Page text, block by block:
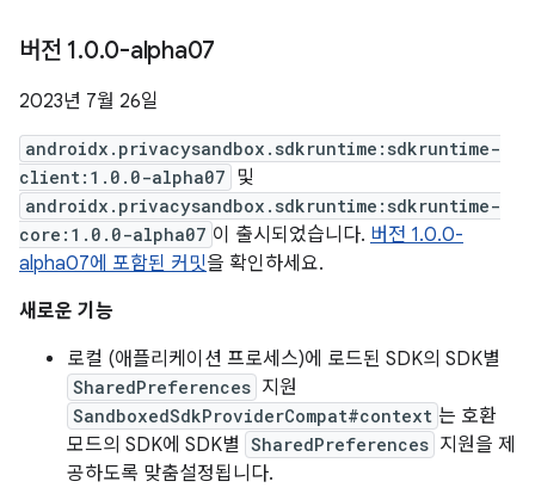
버전 1.0.0-alpha07
2023년 7월 26일
androidx.privacysandbox.sdkruntime:sdkruntime-
client:1.0.0-alpha07 및
androidx.privacysandbox.sdkruntime:sdkruntime-
core:1.0.0-alpha07 이 출시되었습니다. 버전 1.0.0-
alpha07에 포함된 커밋을 확인하세요.
새로운 기능
로컬 (애플리케이션 프로세스)에 로드된 SDK의 SDK별
SharedPreferences 지원
SandboxedSdkProviderCompat#context 는 호환
모드의 SDK에 SDK별 SharedPreferences 지원을 제
공하도록 맞춤설정됩니다.